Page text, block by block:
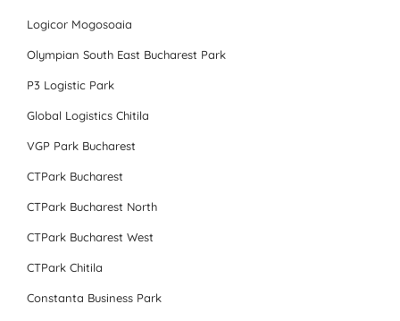
Logicor Mogosoaia
Olympian South East Bucharest Park
P3 Logistic Park
Global Logistics Chitila
VGP Park Bucharest
CTPark Bucharest
CTPark Bucharest North
CTPark Bucharest West
CTPark Chitila
Constanta Business Park